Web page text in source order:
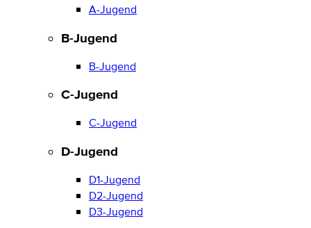
A-Jugend
B-Jugend
B-Jugend
C-Jugend
C-Jugend
D-Jugend
D1-Jugend
D2-Jugend
D3-Jugend